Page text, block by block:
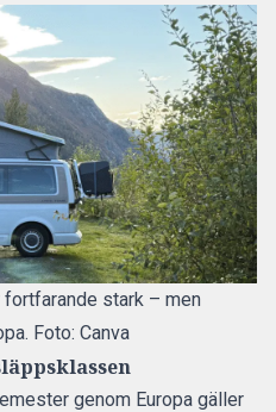
stark – men
Foto: Canva
genom Europa gäller